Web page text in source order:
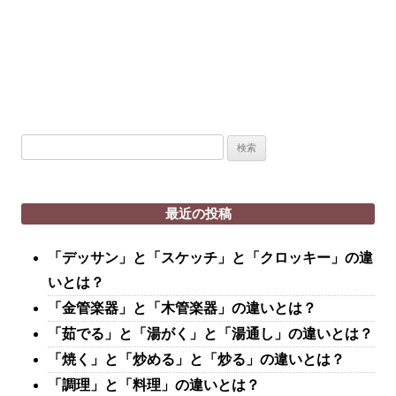
最近の投稿
「デッサン」と「スケッチ」と「クロッキー」の違
いとは？
「金管楽器」と「木管楽器」の違いとは？
「茹でる」と「湯がく」と「湯通し」の違いとは？
「焼く」と「炒める」と「炒る」の違いとは？
「調理」と「料理」の違いとは？